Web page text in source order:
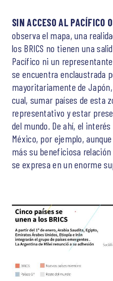
SIN ACCESO AL PACÍFICO
observa el mapa, una
los BRICS no tienen una
Pacífico ni un
se encuentra enclaustrada
mayoritariamente de
cual, sumar países de esta
representativo y estar
del mundo. De ahí, el
México, por ejemplo,
más su beneficiosa
se expresa en un enorme